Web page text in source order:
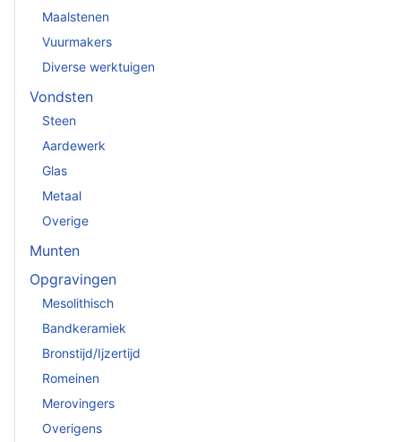
Maalstenen
Vuurmakers
Diverse werktuigen
Vondsten
Steen
Aardewerk
Glas
Metaal
Overige
Munten
Opgravingen
Mesolithisch
Bandkeramiek
Bronstijd/Ijzertijd
Romeinen
Merovingers
Overigens